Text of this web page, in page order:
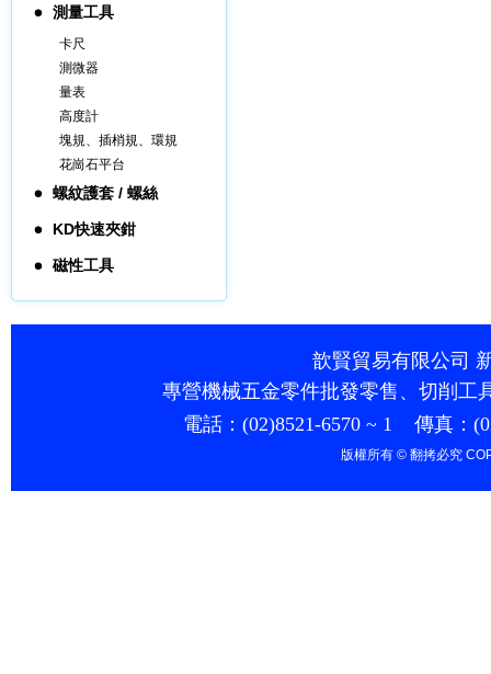
測量工具
卡尺
測微器
量表
高度計
塊規、插梢規、環規
花崗石平台
螺紋護套 / 螺絲
KD快速夾鉗
磁性工具
歆賢貿易有限公司
專營機械五金零件批發零售、切削工
電話： (02)8521-6570 ~ 1 傳真：
版權所有 © 翻拷必究